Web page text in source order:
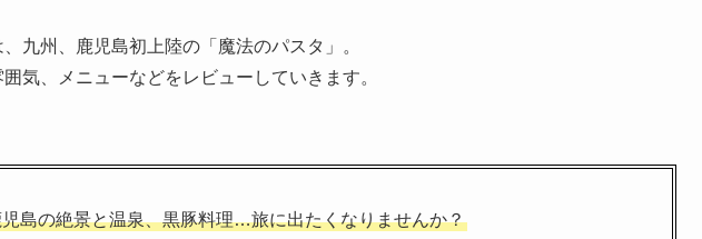
九州、鹿児島初上陸の「魔法のパスタ」。
気、メニューなどをレビューしていきます。
島の絶景と温泉、黒豚料理…旅に出たくなりませんか？